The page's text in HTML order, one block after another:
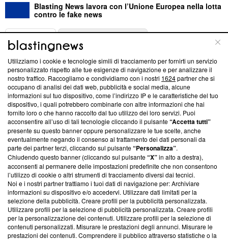
Blasting News lavora con l’Unione Europea nella lotta
contro le fake news
ABOUT
Questa sezione offre informazioni trasparenti su Blasting
News, sui nostri processi editoriali e su come ci impegniamo a
creare news di qualità. Inoltre, afferma la nostra aderenza a
‘Trust Project - News with Integrity’Blasting News non è
ancora membro del programma, ma ha richiesto di farne
parte; Trust Project non ha ancora effettuato una verifica di
conformità agli standard.
Su di noi
Team editoriale
Corporate
Redazione
Informativa Privacy
Utilizziamo i cookie e tecnologie simili di tracciamento per fornirti un servizio
personalizzato rispetto alle tue esigenze di navigazione e per analizzare il
nostro traffico. Raccogliamo e condividiamo con i nostri 1624partner che si
occupano di analisi dei dati web, pubblicità e social media, alcune
informazioni sul tuo dispositivo, come l’indirizzo IP e le caratteristiche del tuo
dispositivo, i quali potrebbero combinarle con altre informazioni che hai
fornito loro o che hanno raccolto dal tuo utilizzo dei loro servizi. Puoi
acconsentire all’uso di tali tecnologie cliccando il pulsante“Accetta tutti”
presente su questo banner oppure personalizzare le tue scelte, anche
eventualmente negando il consenso al trattamento dei dati personali da
parte dei partner terzi, cliccando sul pulsante“Personalizza”.
Chiudendo questo banner (cliccando sul pulsante“X”in alto a destra),
acconsenti al permanere delle impostazioni predefinite che non consentono
l’utilizzo di cookie o altri strumenti di tracciamento diversi dai tecnici.
Noi e i nostri partner trattiamo i tuoi dati di navigazione per: Archiviare
informazioni su dispositivo e/o accedervi. Utilizzare dati limitati per la
selezione della pubblicità. Creare profili per la pubblicità personalizzata.
Utilizzare profili per la selezione di pubblicità personalizzata. Creare profili
per la personalizzazione dei contenuti. Utilizzare profili per la selezione di
contenuti personalizzati. Misurare le prestazioni degli annunci. Misurare le
prestazioni dei contenuti. Comprendere il pubblico attraverso statistiche o la